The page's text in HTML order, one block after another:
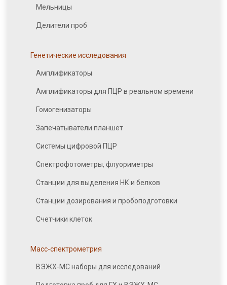
Мельницы
Делители проб
Генетические исследования
Амплификаторы
Амплификаторы для ПЦР в реальном времени
Гомогенизаторы
Запечатыватели планшет
Системы цифровой ПЦР
Спектрофотометры, флуориметры
Станции для выделения НК и белков
Станции дозирования и пробоподготовки
Счетчики клеток
Масс-спектрометрия
ВЭЖХ-МС наборы для исследований